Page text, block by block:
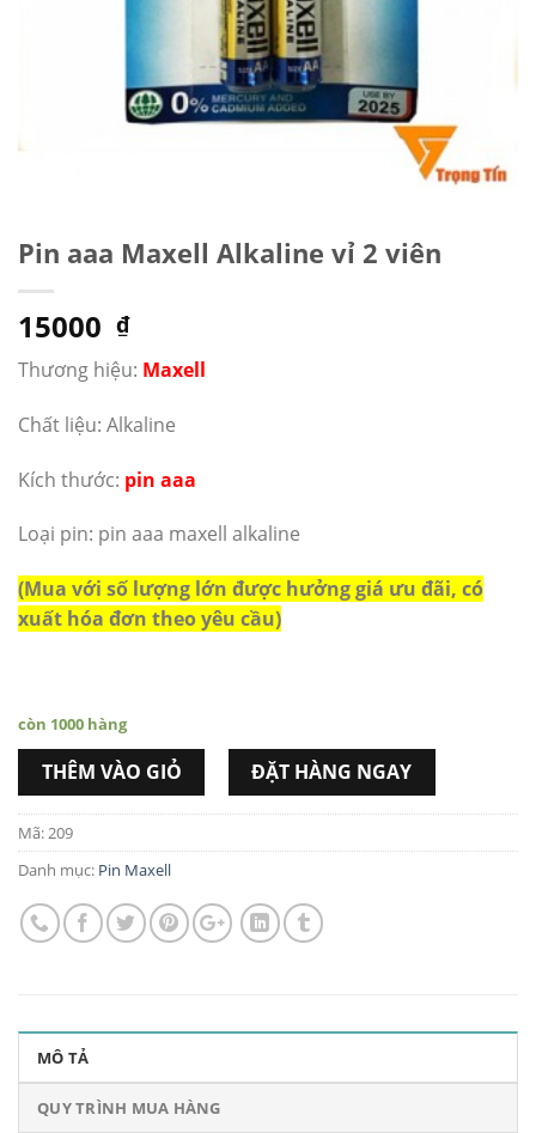
Pin aaa Maxell Alkaline vỉ 2 viên
15000 ₫
Thương hiệu: Maxell
Chất liệu: Alkaline
Kích thước: pin aaa
Loại pin: pin aaa maxell alkaline
(Mua với số lượng lớn được hưởng giá ưu đãi, có
xuất hóa đơn theo yêu cầu)
còn 1000 hàng
THÊM VÀO GIỎ ĐẶT HÀNG NGAY
Mã:209
Danh mục: Pin Maxell
MÔ TẢ
QUY TRÌNH MUA HÀNG